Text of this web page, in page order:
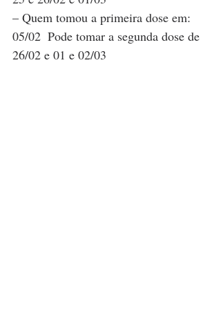
– Quem tomou a primeira dose em:
05/02  Pode tomar a segunda dose de
26/02 e 01 e 02/03